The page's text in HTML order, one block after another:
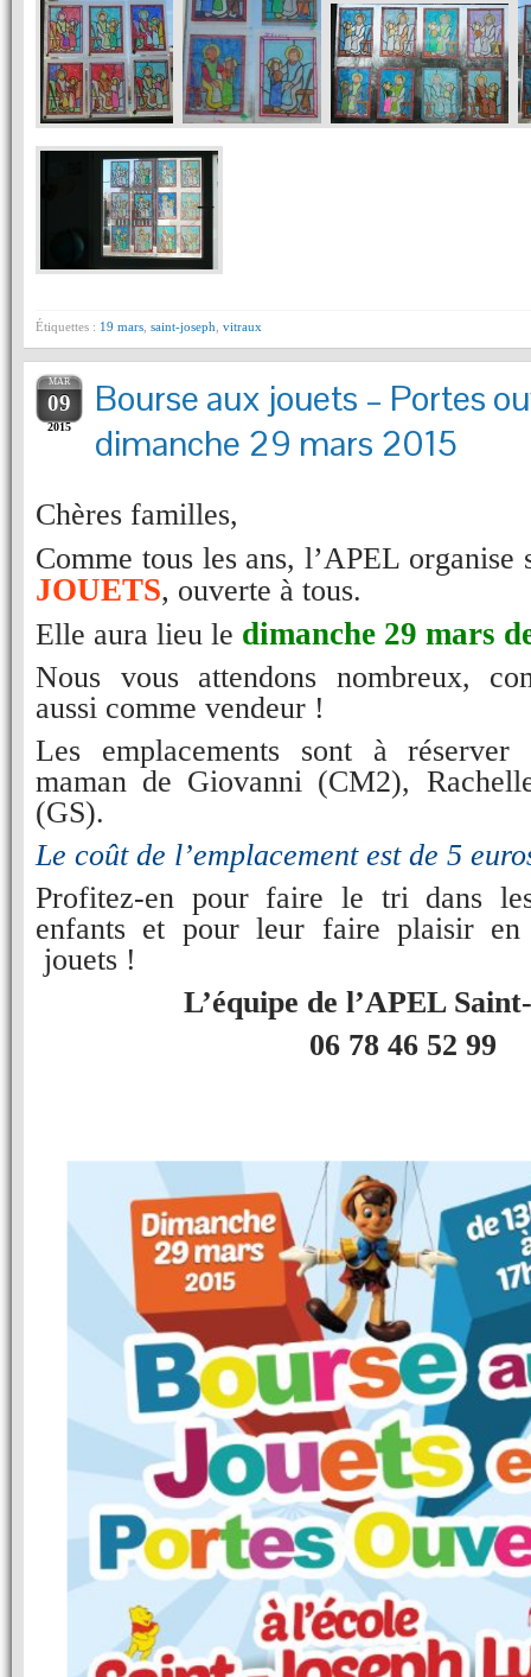
Étiquettes : 19 mars saint-joseph vitraux
MAR
09
2015
Bourse aux jouets – Portes
dimanche 29 mars 2015
Chères familles,
Comme tous les ans, l’APEL organise
JOUETS, ouverte à tous.
Elle aura lieu le dimanche 29 mars
Nous vous attendons nombreux,
aussi comme vendeur !
Les emplacements sont à
maman de Giovanni (CM2),
(GS).
Le coût de l’emplacement est de 5
Profitez-en pour faire le tri dans
enfants et pour leur faire plaisir en
jouets !
L’équipe de l’APEL
06 78 46 52 99